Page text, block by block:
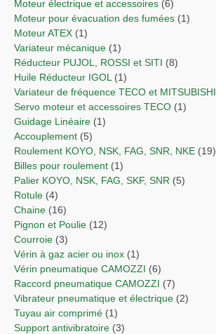
Moteur électrique et accessoires (6)
Moteur pour évacuation des fumées (1)
Moteur ATEX (1)
Variateur mécanique (1)
Réducteur PUJOL, ROSSI et SITI (8)
Huile Réducteur IGOL (1)
Variateur de fréquence TECO et MITSUBISHI
Servo moteur et accessoires TECO (1)
Guidage Linéaire (1)
Accouplement (5)
Roulement KOYO, NSK, FAG, SNR, NKE (19)
Billes pour roulement (1)
Palier KOYO, NSK, FAG, SKF, SNR (5)
Rotule (4)
Chaine (16)
Pignon et Poulie (12)
Courroie (3)
Vérin à gaz acier ou inox (1)
Vérin pneumatique CAMOZZI (6)
Raccord pneumatique CAMOZZI (7)
Vibrateur pneumatique et électrique (2)
Tuyau air comprimé (1)
Support antivibratoire (3)